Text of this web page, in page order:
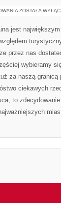
ODWIEDŹ
ZOSTAŁA
jest
przez nas
wybieramy
za naszą granicą
ciekawych
to